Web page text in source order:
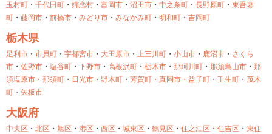
玉村町 ・ 千代田町 ・ 嬬恋村 ・ 富岡市 ・ 沼田市 ・ 中之条町 ・ 長野原町 ・ 東吾妻
町 ・ 藤岡市 ・ 前橋市 ・ みどり市 ・ みなかみ町 ・ 明和町 ・ 吉岡町
栃木県
足利市 ・ 市貝町 ・ 宇都宮市 ・ 大田原市 ・ 上三川町 ・ 小山市 ・ 鹿沼市 ・ さくら
市 ・ 佐野市 ・ 塩谷町 ・ 下野市 ・ 高根沢町 ・ 栃木市 ・ 那珂川町 ・ 那須鳥山市 ・ 那
須塩原市 ・ 那須町 ・ 日光市 ・ 野木町 ・ 芳賀町・ 真岡市・ 益子町 ・ 壬生町 ・ 茂木
町 ・ 矢板市
大阪府
中央区 ・ 北区 ・ 旭区 ・ 港区 ・ 西区 ・ 城東区 ・ 鶴見区 ・ 住之江区 ・ 住吉区 ・ 東住